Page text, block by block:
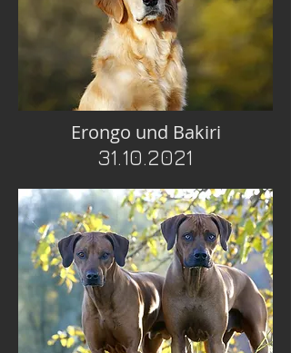
Erongo und Bakiri
31.10.2021